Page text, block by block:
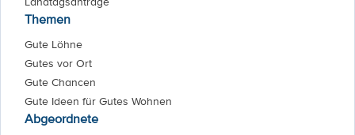
Themen
Gute Löhne
Gutes vor Ort
Gute Chancen
Gute Ideen für Gutes Wohnen
Abgeordnete